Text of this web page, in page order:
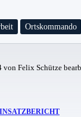
Ortskommando
Felix Schütze